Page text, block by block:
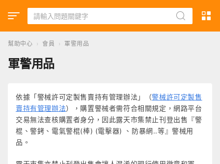
幫助中心 › 會員 › 軍警用品
軍警用品
依據「警械許可定製售賣持有管理辦法」（警械許可定製售
賣持有管理辦法），購置警械者需符合相關規定，網路平台
交易無法查核購置者身分，因此露天市集禁止刊登出售『警
棍、警銬、電氣警棍(棒) (電擊器) 、防暴網..等』警械用
品。